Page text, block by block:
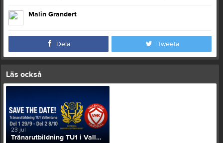
Malin Grandert
Dela Tweeta
Läs också
23 jul
Tränarutbildning TU1 i Vallentuna - Anmäl er nu!